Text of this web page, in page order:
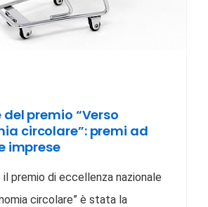
del premio “Verso
circolare”: premi ad
imprese
premio di eccellenza nazionale
circolare” è stata la